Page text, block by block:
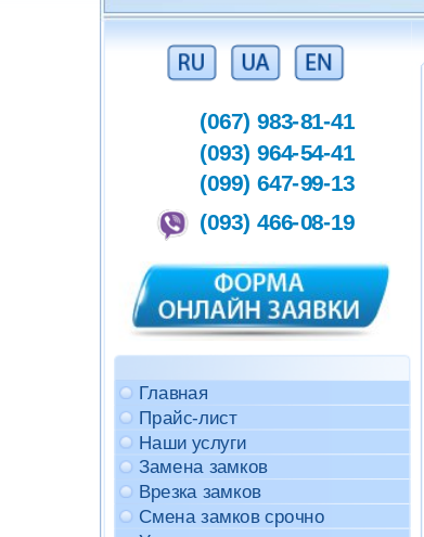
(067) 983-81-41
(093) 964-54-41
(099) 647-99-13
(093) 466-08-19
Главная
Прайс-лист
Наши услуги
Замена замков
Врезка замков
Смена замков срочно